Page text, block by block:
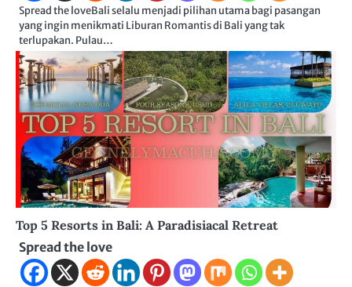
Spread the loveBali selalu menjadi pilihan utama bagi pasangan
yang ingin menikmati Liburan Romantis di Bali yang tak
terlupakan. Pulau…
Top 5 Resorts in Bali: A Paradisiacal Retreat
Spread the love